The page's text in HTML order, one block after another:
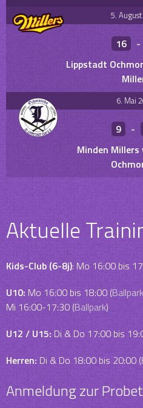
5.
16 -
Lippstadt
6. Mai
9 -
Minden
Aktuelle
Kids-Club (6-8j): Mo 16:00 bis
U10: Mo 16:00 bis 18:00 (Ballpark
Mi 16:00-17:30 (Ballpark)
U12 / U15: Di & Do 17:00 bis
Herren:Di & Do 18:00 bis 20:00 (
Anmeldung zur